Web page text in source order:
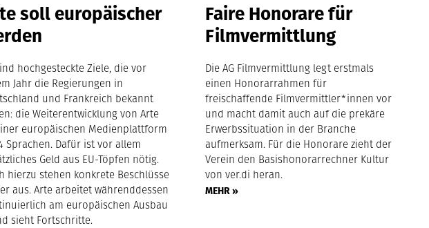
soll europäischer
hochgesteckte Ziele, die vor
Jahr die Regierungen in
und Frankreich bekannt
die Weiterentwicklung von Arte
europäischen Medienplattform
Sprachen. Dafür ist vor allem
Geld aus EU-Töpfen nötig.
hierzu stehen konkrete Beschlüsse
aus. Arte arbeitet währenddessen
am europäischen Ausbau
sieht Fortschritte.
Faire Honorare für
Filmvermittlung
Die AG Filmvermittlung legt erstmals
einen Honorarrahmen für
freischaffende Filmvermittler*innen vor
und macht damit auch auf die prekäre
Erwerbssituation in der Branche
aufmerksam. Für die Honorare zieht der
Verein den Basishonorarrechner Kultur
von ver.di heran.
MEHR »